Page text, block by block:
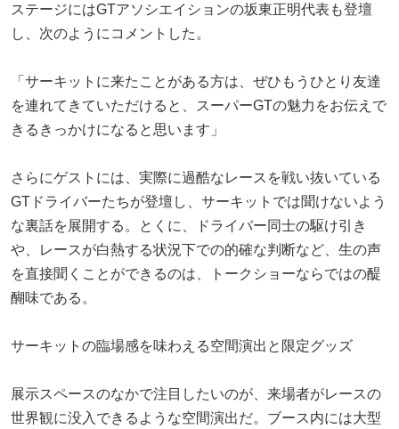
ステージにはGTアソシエイションの坂東正明代表も登壇
し、次のようにコメントした。
「サーキットに来たことがある方は、ぜひもうひとり友達
を連れてきていただけると、スーパーGTの魅力をお伝えで
きるきっかけになると思います」
さらにゲストには、実際に過酷なレースを戦い抜いている
GTドライバーたちが登壇し、サーキットでは聞けないよう
な裏話を展開する。とくに、ドライバー同士の駆け引き
や、レースが白熱する状況下での的確な判断など、生の声
を直接聞くことができるのは、トークショーならではの醍
醐味である。
サーキットの臨場感を味わえる空間演出と限定グッズ
展示スペースのなかで注目したいのが、来場者がレースの
世界観に没入できるような空間演出だ。ブース内には大型